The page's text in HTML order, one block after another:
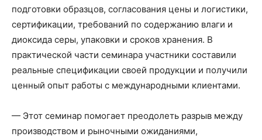
подготовки образцов, согласования цены и логистики,
сертификации, требований по содержанию влаги и
диоксида серы, упаковки и сроков хранения. В
практической части семинара участники составили
реальные спецификации своей продукции и получили
ценный опыт работы с международными клиентами.
— Этот семинар помогает преодолеть разрыв между
производством и рыночными ожиданиями,